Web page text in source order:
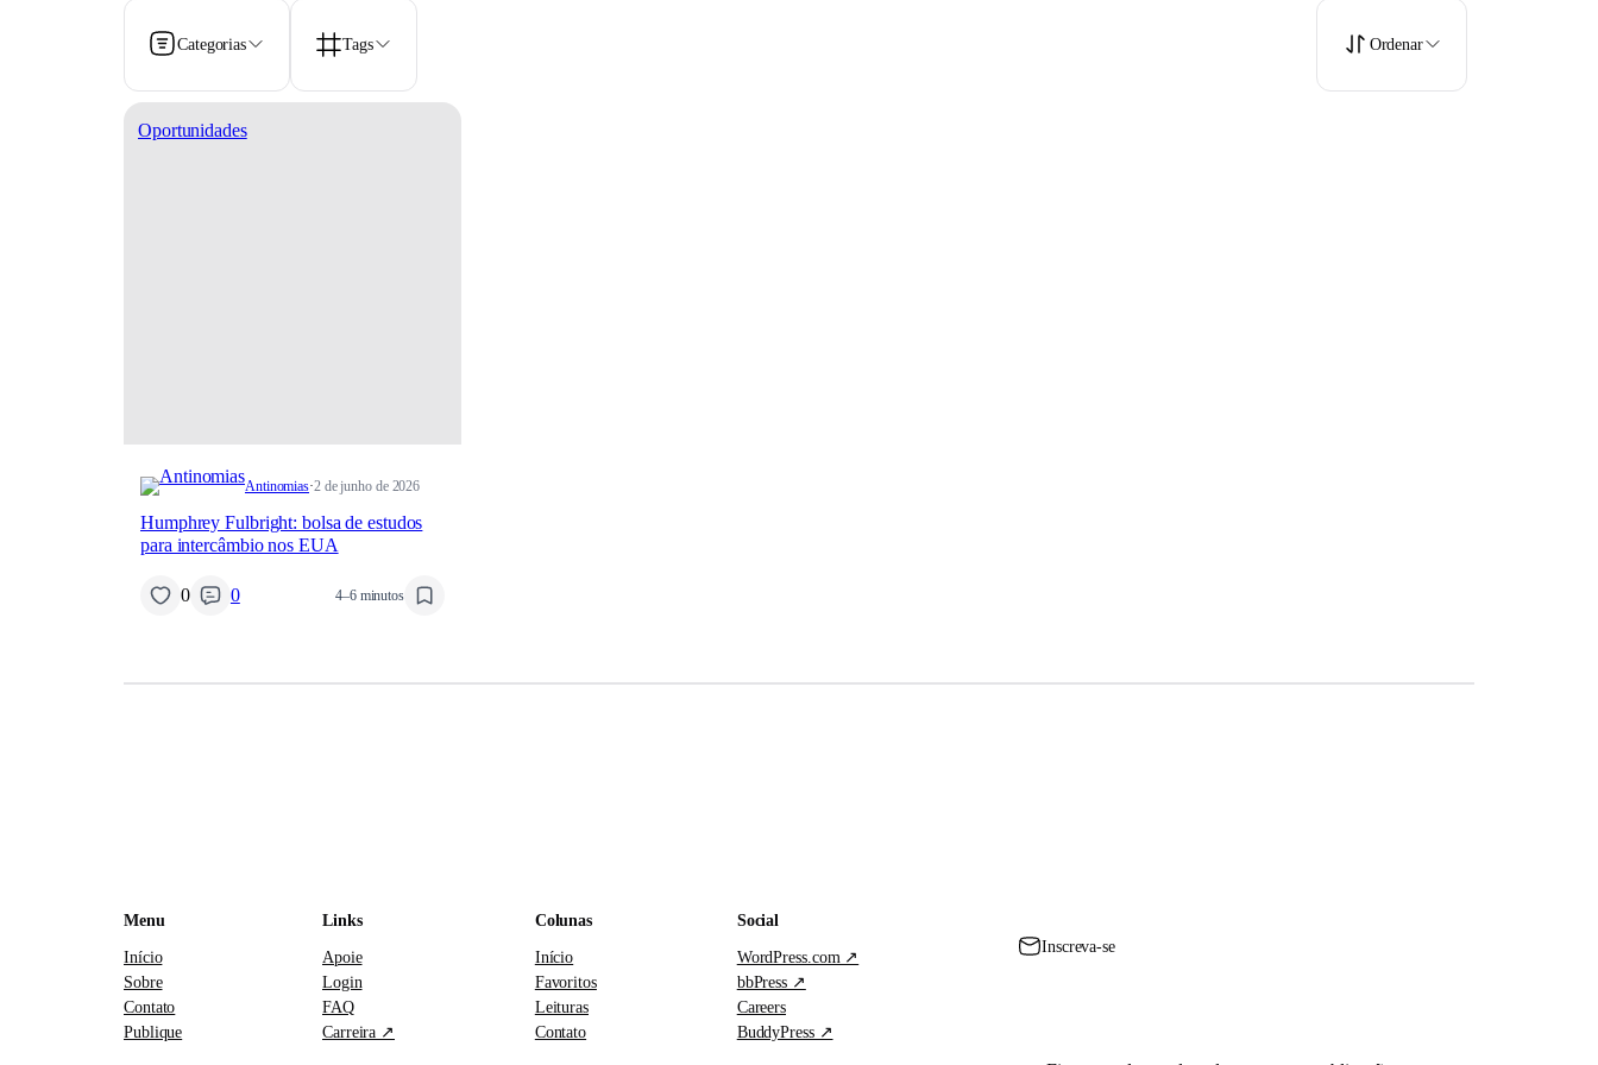
Categorias Tags Ordenar
Oportunidades
Antinomias·2 de junho de 2026
Humphrey Fulbright: bolsa de estudos
para intercâmbio nos EUA
0 0 4–6 minutos
Menu
Início
Sobre
Contato
Publique
Links
Apoie
Login
FAQ
Carreira ↗
Colunas
Início
Favoritos
Leituras
Contato
Social
WordPress.com ↗
bbPress ↗
Careers
BuddyPress ↗
Inscreva-se